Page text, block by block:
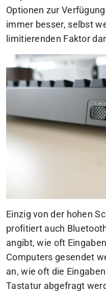
Optionen zur
immer besser, selbst
limitierenden Faktor
Einzig von der hohen
profitiert auch
angibt, wie oft
Computers gesendet
an, wie oft die
Tastatur abgefragt